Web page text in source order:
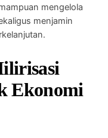
mengelola
menjamin
Ekonomi